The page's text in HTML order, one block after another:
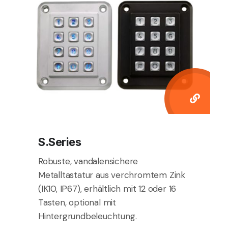
S.Series
Robuste, vandalensichere
Metalltastatur aus verchromtem Zink
(IK10, IP67), erhältlich mit 12 oder 16
Tasten, optional mit
Hintergrundbeleuchtung.